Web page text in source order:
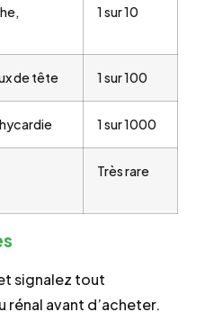
1 sur 10
de tête 1 sur 100
1 sur 1000
Très rare
signalez tout
avant d’acheter.